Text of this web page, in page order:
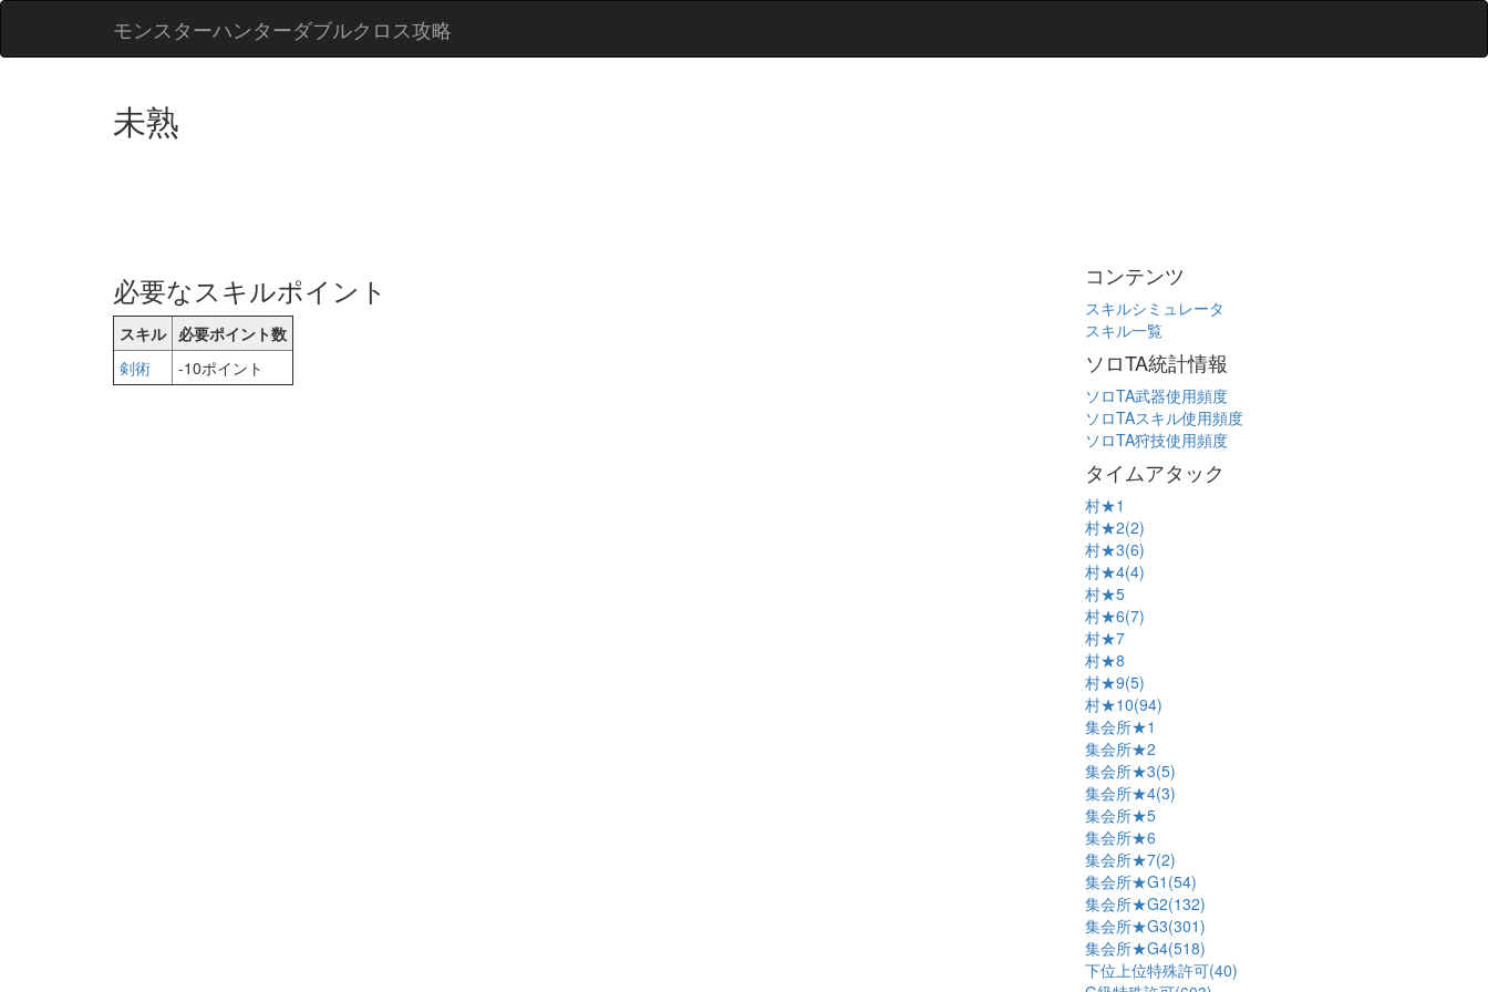
モンスターハンターダブルクロス攻略
未熟
必要なスキルポイント
スキル 必要ポイント数
剣術
-10ポイント
コンテンツ
スキルシミュレータ
スキル一覧
ソロTA統計情報
ソロTA武器使用頻度
ソロTAスキル使用頻度
ソロTA狩技使用頻度
タイムアタック
村★1
村★2(2)
村★3(6)
村★4(4)
村★5
村★6(7)
村★7
村★8
村★9(5)
村★10(94)
集会所★1
集会所★2
集会所★3(5)
集会所★4(3)
集会所★5
集会所★6
集会所★7(2)
集会所★G1(54)
集会所★G2(132)
集会所★G3(301)
集会所★G4(518)
下位上位特殊許可(40)